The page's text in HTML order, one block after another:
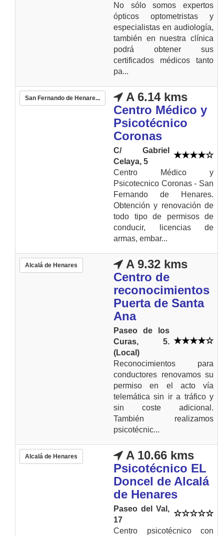
No sólo somos expertos
ópticos optometristas y
especialistas en audiología,
también en nuestra clínica
podrá obtener sus
certificados médicos tanto
pa...
San Fernando de Henare...
A 6.14 kms
Centro Médico y
Psicotécnico
Coronas
C/ Gabriel
Celaya, 5
Centro Médico y
Psicotecnico Coronas - San
Fernando de Henares.
Obtención y renovación de
todo tipo de permisos de
conducir, licencias de
armas, embar...
Alcalá de Henares
A 9.32 kms
Centro de
reconocimientos
Puerta de Santa
Ana
Paseo de los
Curas, 5.
(Local)
Reconocimientos para
conductores renovamos su
permiso en el acto vía
telemática sin ir a tráfico y
sin coste adicional.
También realizamos
psicotécnic...
Alcalá de Henares
A 10.66 kms
Psicotécnico EL
Doncel de Alcalá
de Henares
Paseo del Val,
17
Centro psicotécnico con